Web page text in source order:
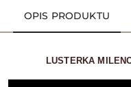
OPIS PRODUKTU
LUSTERKA